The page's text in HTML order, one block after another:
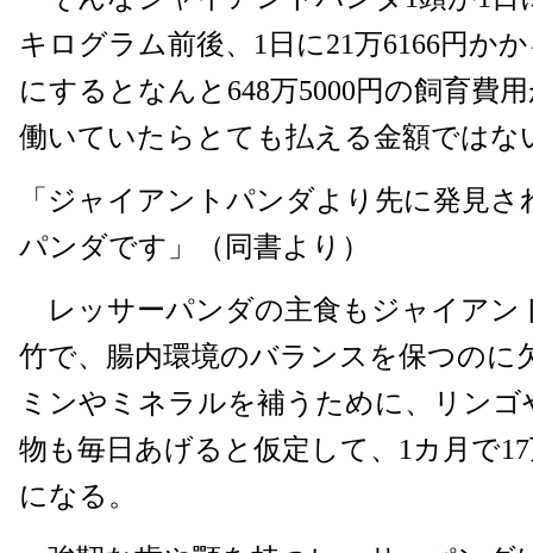
キログラム前後、1日に21万6166円か
にするとなんと648万5000円の飼育費
働いていたらとても払える金額ではな
「ジャイアントパンダより先に発見
パンダです」（同書より）
レッサーパンダの主食もジャイアン
竹で、腸内環境のバランスを保つのに
ミンやミネラルを補うために、リン
物も毎日あげると仮定して、1カ月で
になる。